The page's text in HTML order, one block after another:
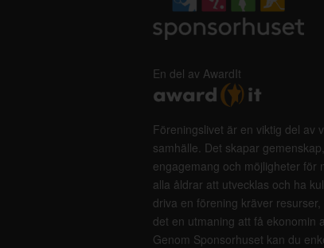
En del av AwardIt
Föreningslivet är en viktig del av
samhälle. Det skapar gemenskap,
engagemang och möjligheter för
alla åldrar att utvecklas och ha
driva en förening kräver
det en utmaning att få ekonomin
Genom Sponsorhuset kan du